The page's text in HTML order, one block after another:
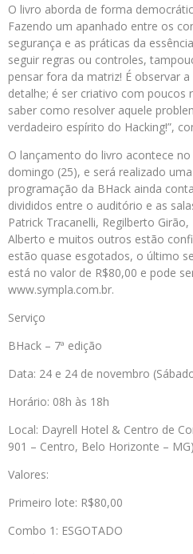
O livro aborda de forma
Fazendo um apanhado entre os
segurança e as práticas da
seguir regras ou controles,
pensar fora da matriz! É observar
detalhe; é ser criativo com poucos
saber como resolver aquele
verdadeiro espírito do Hacking!”,
O lançamento do livro acontece
domingo (25), e será realizado
programação da BHack ainda
divididos entre o auditório e as
Patrick Tracanelli, Regilberto
Alberto e muitos outros estão
estão quase esgotados, o último
está no valor de R$80,00 e pode
www.sympla.com.br.
Serviço
BHack – 7ª edição
Data: 24 e 24 de novembro
Horário: 08h às 18h
Local: Dayrell Hotel & Centro de
901 – Centro, Belo Horizonte – MG)
Valores:
Primeiro lote: R$80,00
Combo 1: ESGOTADO